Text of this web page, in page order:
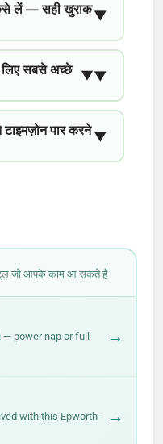
लें — सही खुराक▼
सबसे अच्छे ▼▼
पार करने ▼
जो आपके काम आ सकते हैं
power nap or full
→
with this Epworth-
→